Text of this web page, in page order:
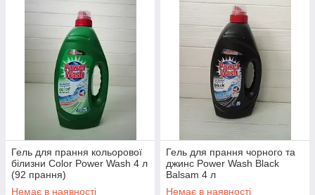
Гель для прання кольорової
білизни Color Power Wash 4 л
(92 прання)
Немає в наявності
Гель для прання чорного та
джинс Power Wash Black
Balsam 4 л
Немає в наявності